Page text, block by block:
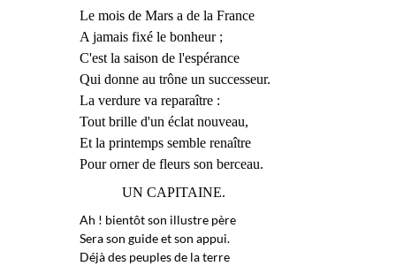
Le mois de Mars a de la France
A jamais fixé le bonheur ;
C'est la saison de l'espérance
Qui donne au trône un successeur.
La verdure va reparaître :
Tout brille d'un éclat nouveau,
Et la printemps semble renaître
Pour orner de fleurs son berceau.
UN CAPITAINE.
Ah ! bientôt son illustre père
Sera son guide et son appui.
Déjà des peuples de la terre